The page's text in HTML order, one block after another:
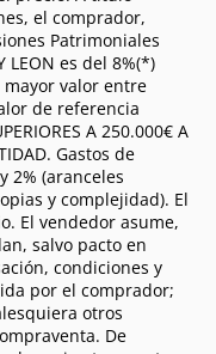
el comprador,
Patrimoniales
LEON es del 8%(*)
valor entre
de referencia
A 250.000€ A
Gastos de
2% (aranceles
y complejidad). El
El vendedor asume,
salvo pacto en
condiciones y
por el comprador;
otros
De